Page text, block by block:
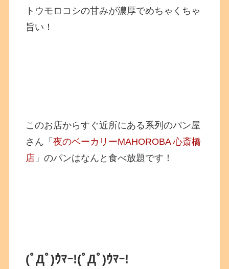
トウモロコシの甘みが濃厚でめちゃくちゃ
旨い！
このお店からすぐ近所にある系列のパン屋
さん「夜のベーカリーMAHOROBA 心斎橋
店 」のパンはなんと食べ放題です！
(ﾟДﾟ)ｳﾏｰ!(ﾟДﾟ)ｳﾏｰ!